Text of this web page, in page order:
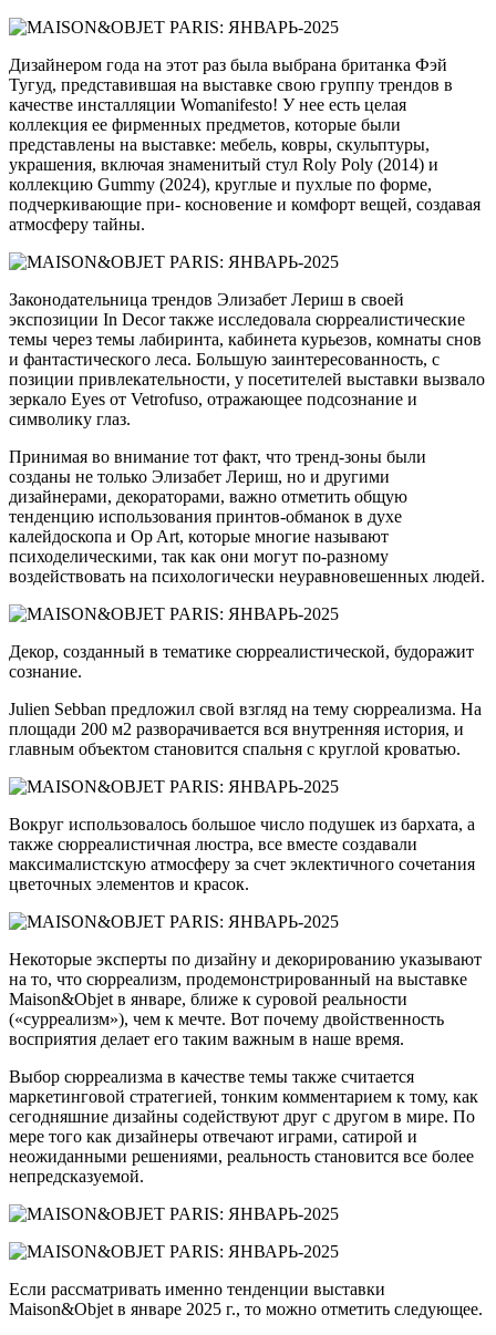
Дизайнером года на этот раз была выбрана британка Фэй
Тугуд, представившая на выставке свою группу трендов в
качестве инсталляции Womanifesto! У нее есть целая
коллекция ее фирменных предметов, которые были
представлены на выставке: мебель, ковры, скульптуры,
украшения, включая знаменитый стул Roly Poly (2014) и
коллекцию Gummy (2024), круглые и пухлые по форме,
подчеркивающие при- косновение и комфорт вещей, создавая
атмосферу тайны.
Законодательница трендов Элизабет Лериш в своей
экспозиции In Decor также исследовала сюрреалистические
темы через темы лабиринта, кабинета курьезов, комнаты снов
и фантастического леса. Большую заинтересованность, с
позиции привлекательности, у посетителей выставки вызвало
зеркало Eyes от Vetrofuso, отражающее подсознание и
символику глаз.
Принимая во внимание тот факт, что тренд-зоны были
созданы не только Элизабет Лериш, но и другими
дизайнерами, декораторами, важно отметить общую
тенденцию использования принтов-обманок в духе
калейдоскопа и Op Art, которые многие называют
психоделическими, так как они могут по-разному
воздействовать на психологически неуравновешенных людей.
Декор, созданный в тематике сюрреалистической, будоражит
сознание.
Julien Sebban предложил свой взгляд на тему сюрреализма. На
площади 200 м2 разворачивается вся внутренняя история, и
главным объектом становится спальня с круглой кроватью.
Вокруг использовалось большое число подушек из бархата, а
также сюрреалистичная люстра, все вместе создавали
максималистскую атмосферу за счет эклектичного сочетания
цветочных элементов и красок.
Некоторые эксперты по дизайну и декорированию указывают
на то, что сюрреализм, продемонстрированный на выставке
Maison&Objet в январе, ближе к суровой реальности
(«сурреализм»), чем к мечте. Вот почему двойственность
восприятия делает его таким важным в наше время.
Выбор сюрреализма в качестве темы также считается
маркетинговой стратегией, тонким комментарием к тому, как
сегодняшние дизайны содействуют друг с другом в мире. По
мере того как дизайнеры отвечают играми, сатирой и
неожиданными решениями, реальность становится все более
непредсказуемой.
Если рассматривать именно тенденции выставки
Maison&Objet в январе 2025 г., то можно отметить следующее.